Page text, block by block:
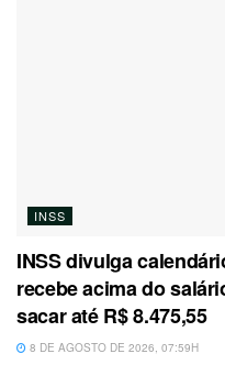
INSS
INSS divulga
recebe acima do
sacar até R$ 8.475,55
8 DE AGOSTO DE 2026, 07:59H